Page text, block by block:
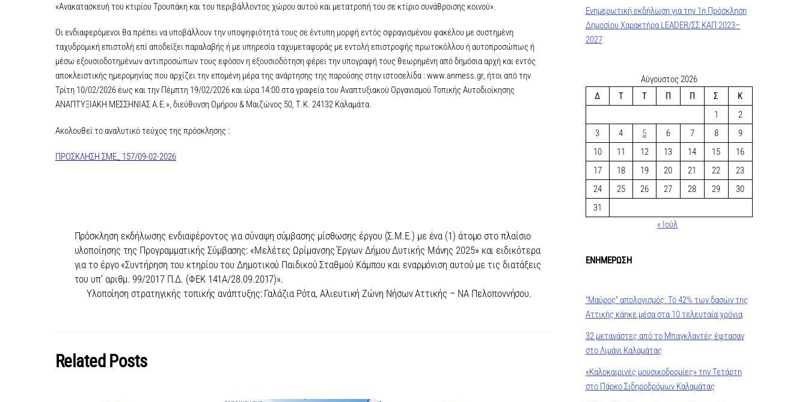
«Ανακατασκευή του κτιρίου Τρουπάκη και του περιβάλλοντος χώρου αυτού και μετατροπή του σε κτίριο συνάθροισης κοινού».
Οι ενδιαφερόμενοι θα πρέπει να υποβάλλουν την υποψηφιότητά τους σε έντυπη μορφή εντός σφραγισμένου φακέλου με συστημένη
ταχυδρομική επιστολή επί αποδείξει παραλαβής ή με υπηρεσία ταχυμεταφοράς με εντολή επιστροφής πρωτοκόλλου ή αυτοπροσώπως ή
μέσω εξουσιοδοτημένων αντιπροσώπων τους εφόσον η εξουσιοδότηση φέρει την υπογραφή τους θεωρημένη από δημόσια αρχή και εντός
αποκλειστικής ημερομηνίας που αρχίζει την επομένη μέρα της ανάρτησης της παρούσης στην ιστοσελίδα : www.anmess.gr, ήτοι από την
Τρίτη 10/02/2026 έως και την Πέμπτη 19/02/2026 και ώρα 14:00 στα γραφεία του Αναπτυξιακού Οργανισμού Τοπικής Αυτοδιοίκησης
ΑΝΑΠΤΥΞΙΑΚΗ ΜΕΣΣΗΝΙΑΣ Α.Ε.», διεύθυνση Ομήρου & Μαιζώνος 50, Τ.Κ. 24132 Καλαμάτα.
Ακολουθεί το αναλυτικό τεύχος της πρόσκλησης :
ΠΡΟΣΚΛΗΣΗ ΣΜΕ_ 157/09-02-2026
Πρόσκληση εκδήλωσης ενδιαφέροντος για σύναψη σύμβασης μίσθωσης έργου (Σ.Μ.Ε.) με ένα (1) άτομο στο πλαίσιο
υλοποίησης της Προγραμματικής Σύμβασης: «Μελέτες Ωρίμανσης Έργων Δήμου Δυτικής Μάνης 2025» και ειδικότερα
για το έργο «Συντήρηση του κτηρίου του Δημοτικού Παιδικού Σταθμού Κάμπου και εναρμόνιση αυτού με τις διατάξεις
του υπ’ αριθμ. 99/2017 Π.Δ. (ΦΕΚ 141Α/28.09.2017)».
Υλοποίηση στρατηγικής τοπικής ανάπτυξης: Γαλάζια Ρότα, Αλιευτική Ζώνη Νήσων Αττικής – ΝΑ Πελοποννήσου.
Related Posts
Ενημερωτική εκδήλωση για την 1η Πρόσκληση
Δημοσίου Χαρακτήρα LEADER/ΣΣ ΚΑΠ 2023–
2027
Αύγουστος 2026
Δ
Τ Τ Π Π Σ
Κ
1
2
3
4 5 6 7 8
9
10
11 12 13 14 15
16
17
18 19 20 21 22
23
24
25 26 27 28 29
30
31
« Ιούλ
ΕΝΗΜΕΡΩΣΗ
“Μαύρος” απολογισμός: Το 42% των δασών της
Αττικής κάηκε μέσα στα 10 τελευταία χρόνια
32 μετανάστες από το Μπαγκλαντές έφτασαν
στο Λιμάνι Καλαμάτας
«Καλοκαιρινές μουσικοδρομίες» την Τετάρτη
στο Πάρκο Σιδηροδρόμων Καλαμάτας